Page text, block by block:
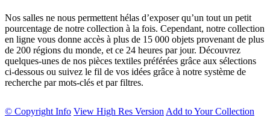
Nos salles ne nous permettent hélas d’exposer qu’un tout un petit
pourcentage de notre collection à la fois. Cependant, notre collection
en ligne vous donne accès à plus de 15 000 objets provenant de plus
de 200 régions du monde, et ce 24 heures par jour. Découvrez
quelques-unes de nos pièces textiles préférées grâce aux sélections
ci-dessous ou suivez le fil de vos idées grâce à notre système de
recherche par mots-clés et par filtres.
© Copyright Info View High Res Version Add to Your Collection